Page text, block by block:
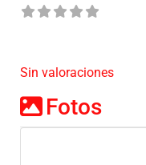
Sin valoraciones
Fotos